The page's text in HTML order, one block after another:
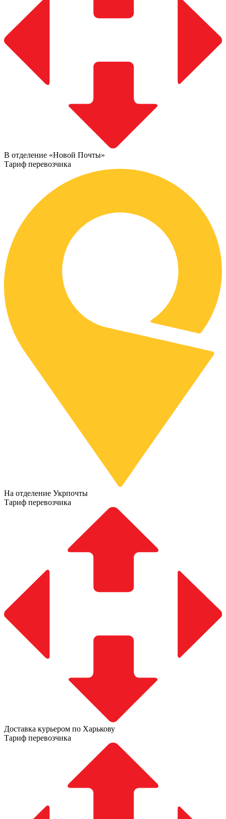
В отделение «Новой Почты»
Тариф перевозчика
На отделение Укрпочты
Тариф перевозчика
Доставка курьером по Харькову
Тариф перевозчика